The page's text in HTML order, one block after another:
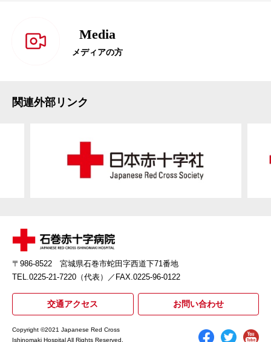
Media
メディアの方
関連外部リンク
〒986-8522 宮城県石巻市蛇田字西道下71番地
TEL.0225-21-7220（代表）
／FAX.0225-96-0122
交通アクセス お問い合わせ
Copyright ©2021 Japanese Red Cross
Ishinomaki Hospital All Rights Reserved.